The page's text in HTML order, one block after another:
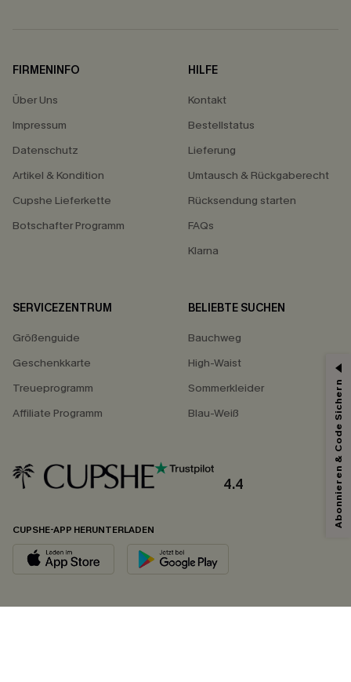
FIRMENINFO
Über Uns
Impressum
Datenschutz
Artikel & Kondition
Cupshe Lieferkette
Botschafter Programm
HILFE
Kontakt
Bestellstatus
Lieferung
Umtausch & Rückgaberecht
Rücksendung starten
FAQs
Klarna
SERVICEZENTRUM
Größenguide
Geschenkkarte
Treueprogramm
Affiliate Programm
BELIEBTE SUCHEN
Bauchweg
High-Waist
Sommerkleider
Blau-Weiß
4.4
CUPSHE-APP HERUNTERLADEN
Abonnieren & Code Sichern